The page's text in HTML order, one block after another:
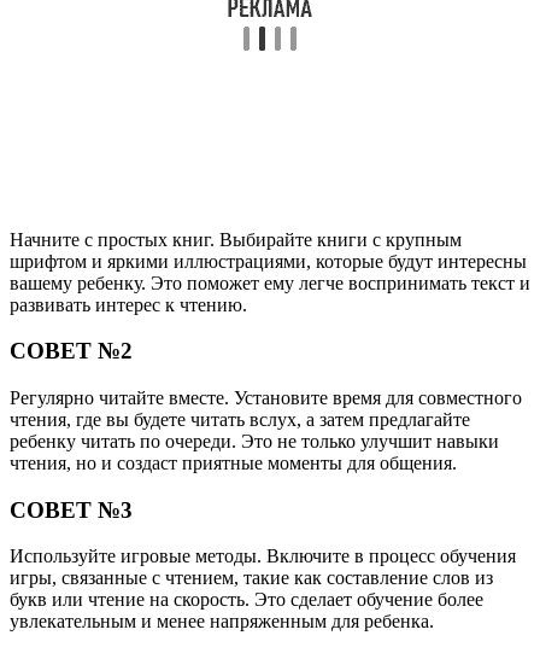
Начните с простых книг. Выбирайте книги с крупным
шрифтом и яркими иллюстрациями, которые будут интересны
вашему ребенку. Это поможет ему легче воспринимать текст и
развивать интерес к чтению.
СОВЕТ №2
Регулярно читайте вместе. Установите время для совместного
чтения, где вы будете читать вслух, а затем предлагайте
ребенку читать по очереди. Это не только улучшит навыки
чтения, но и создаст приятные моменты для общения.
СОВЕТ №3
Используйте игровые методы. Включите в процесс обучения
игры, связанные с чтением, такие как составление слов из
букв или чтение на скорость. Это сделает обучение более
увлекательным и менее напряженным для ребенка.